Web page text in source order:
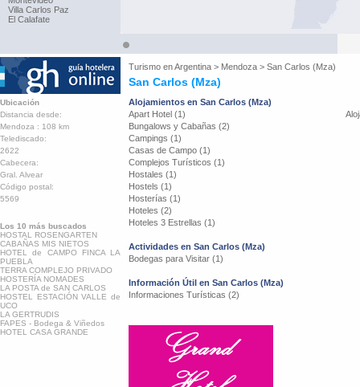
Villa Carlos Paz
El Calafate
Turismo enArgentina > Mendoza > San Carlos (Mza)
San Carlos (Mza)
Ubicación
Distancia desde:
Mendoza : 108 km
Telediscado:
2622
Cabecera:
Gral. Alvear
Código postal:
5569
Los 10 más buscados
HOSTAL ROSENGARTEN
CABAÑAS MIS NIETOS
HOTEL de CAMPO FINCA LA
PUEBLA
TERRA COMPLEJO PRIVADO
HOSTERÍA NOMADES
LA POSTA de SAN CARLOS
HOSTEL ESTACIÓN VALLE de
UCO
LA GERTRUDIS
FAPES - Bodega & Viñedos
HOTEL CASA GRANDE
Alojamientos en San Carlos (Mza)
Apart Hotel (1)
Bungalows y Cabañas (2)
Campings (1)
Casas de Campo (1)
Complejos Turísticos (1)
Hostales (1)
Hostels (1)
Hosterías (1)
Hoteles (2)
Hoteles 3 Estrellas (1)
Actividades en San Carlos (Mza)
Bodegas para Visitar (1)
Información Útil en San Carlos (Mza)
Informaciones Turísticas (2)